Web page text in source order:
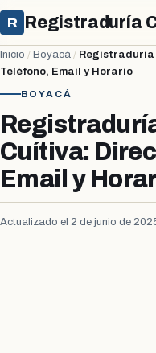
R Registraduría
Inicio / Boyacá / Registraduría
Teléfono, Email y Horario
BOYACÁ
Cuítiva:
Email y
Actualizado el 2 de junio de